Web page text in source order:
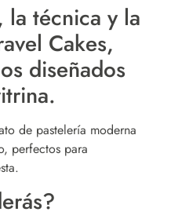
la técnica y la
Cakes,
diseñados
de pastelería moderna
perfectos para